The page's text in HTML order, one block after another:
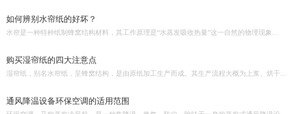
如何辨别水帘纸的好坏？
水帘是一种特种纸制蜂窝结构材料，其工作原理是“水蒸发吸收热量”这一自然的物理现象...
购买湿帘纸的四大注意点
湿帘纸，别名水帘纸，呈蜂窝结构，是由原纸加工生产而成。其生产流程大概为上浆、烘干...
通风降温设备环保空调的适用范围